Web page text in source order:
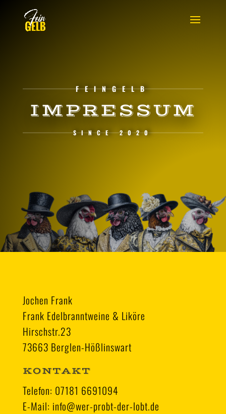
FEINGELB
IMPRESSUM
SINCE 2020
Jochen Frank
Frank Edelbranntweine & Liköre
Hirschstr.23
73663 Berglen-Hößlinswart
KONTAKT
Telefon: 07181 6691094
E-Mail: info@wer-probt-der-lobt.de